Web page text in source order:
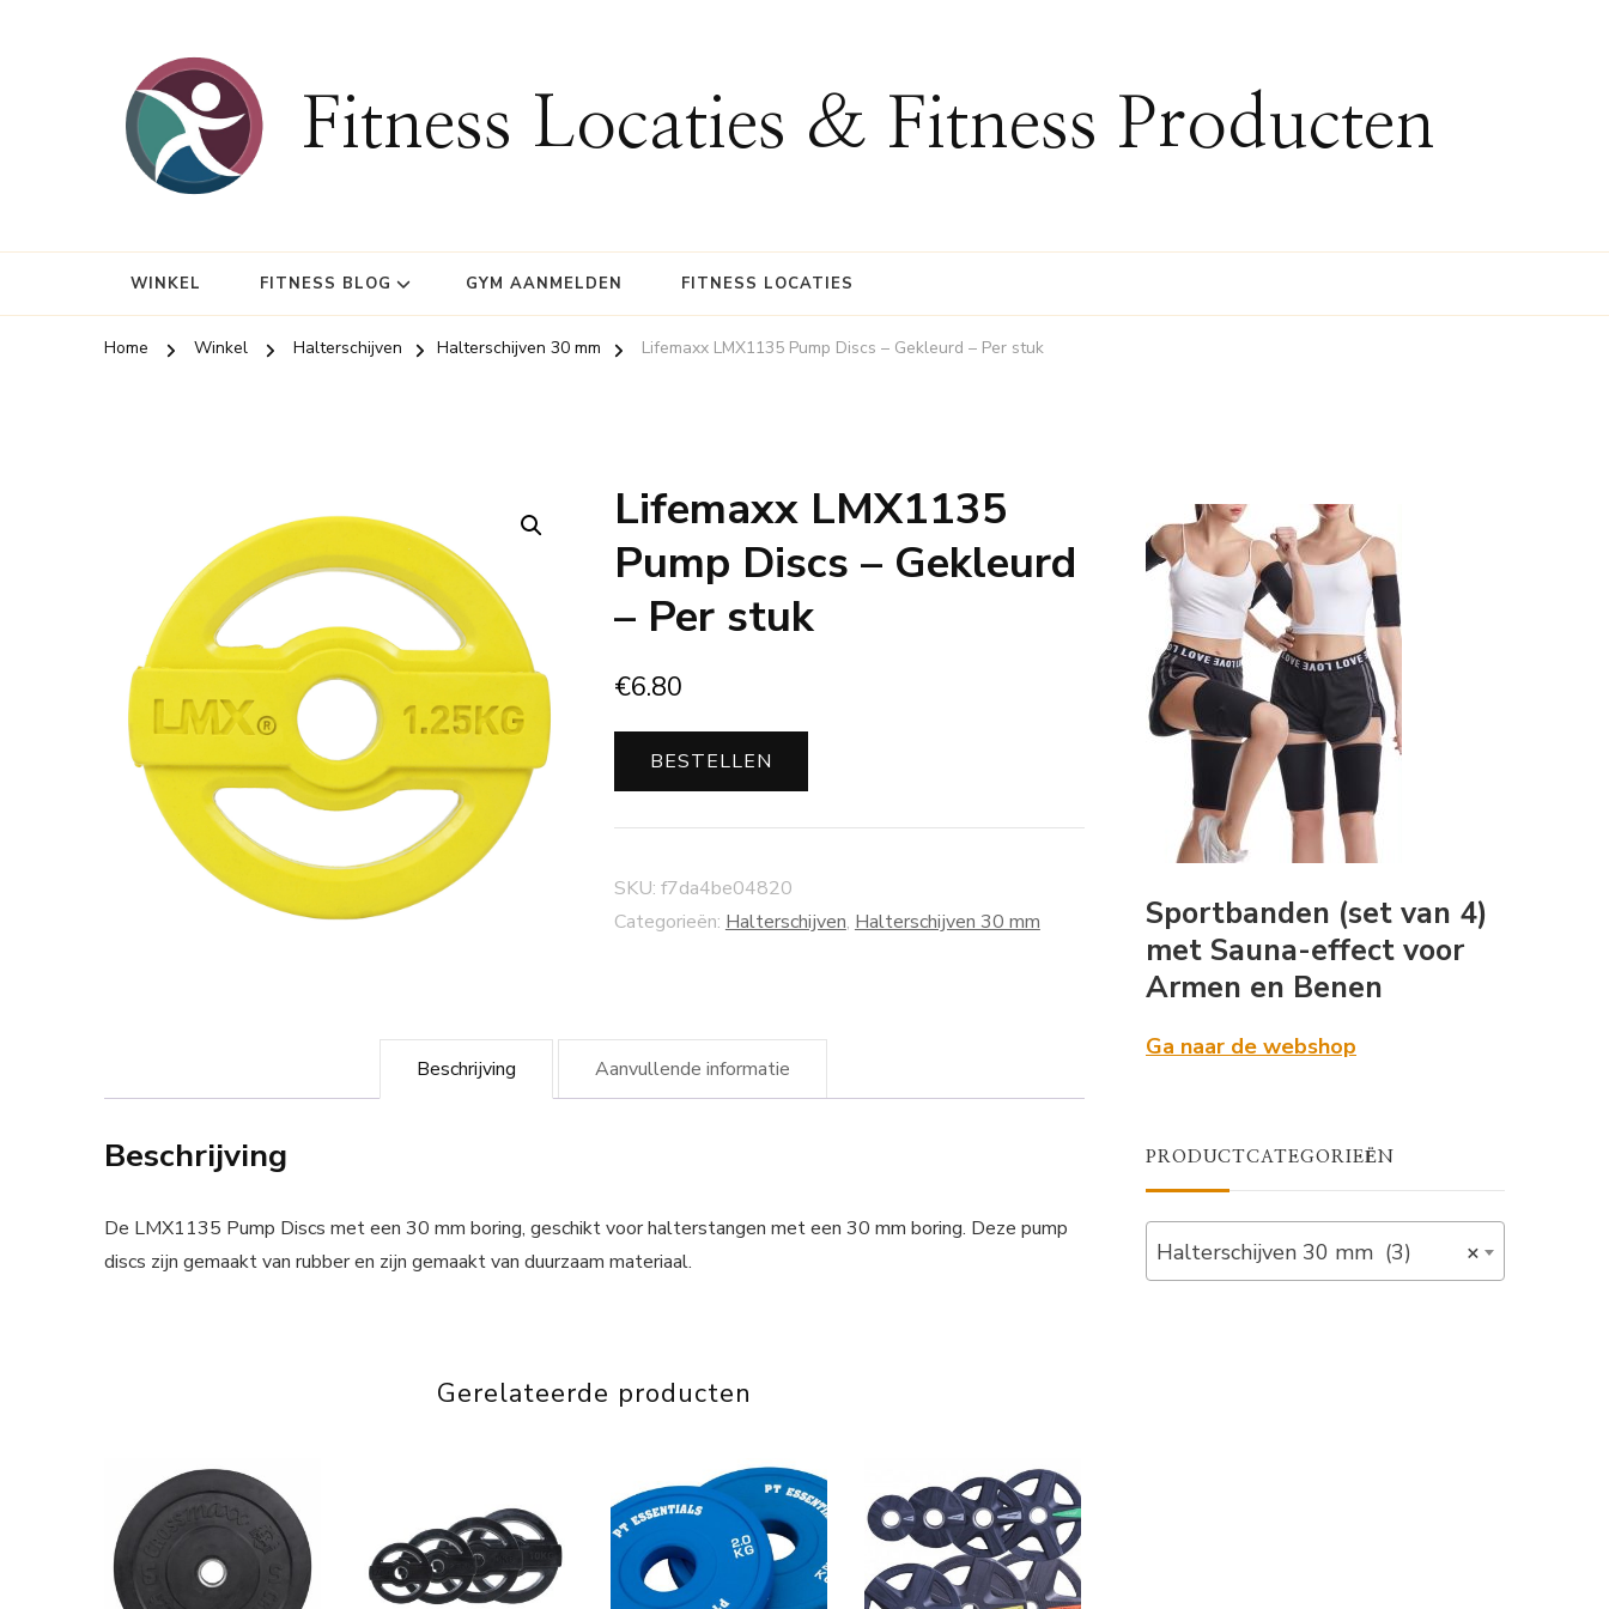
Fitness Locaties & Fitness Producten
WINKEL FITNESS BLOG GYM AANMELDEN FITNESS LOCATIES
Home Winkel Halterschijven Halterschijven 30 mm Lifemaxx LMX1135 Pump Discs – Gekleurd – Per stuk
Lifemaxx LMX1135
Pump Discs – Gekleurd
– Per stuk
€6.80
BESTELLEN
SKU: f7da4be04820
Categorieën: Halterschijven, Halterschijven 30 mm
Beschrijving Aanvullende informatie
Beschrijving
De LMX1135 Pump Discs met een 30 mm boring, geschikt voor halterstangen met een 30 mm boring. Deze pump
discs zijn gemaakt van rubber en zijn gemaakt van duurzaam materiaal.
Gerelateerde producten
Sportbanden (set van 4)
met Sauna-effect voor
Armen en Benen
Ga naar de webshop
PRODUCTCATEGORIEËN
×
Halterschijven 30 mm (3)